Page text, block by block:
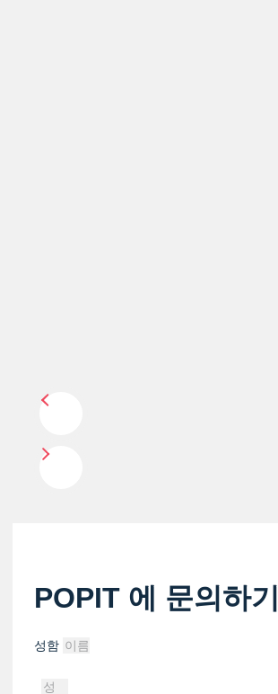
POPIT 에 문의하기
성함